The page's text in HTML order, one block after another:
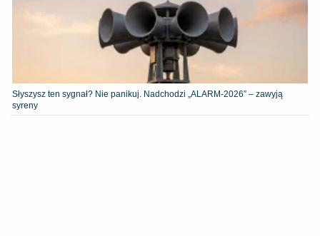
Słyszysz ten sygnał? Nie panikuj. Nadchodzi „ALARM-2026” – zawyją
syreny